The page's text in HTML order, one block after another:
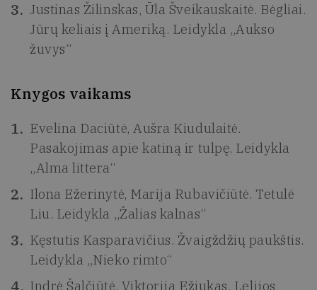
Justinas Žilinskas, Ūla Šveikauskaitė. Bėgliai.
Jūrų keliais į Ameriką. Leidykla „Aukso
žuvys“
Knygos vaikams
Evelina Daciūtė, Aušra Kiudulaitė.
Pasakojimas apie katiną ir tulpę. Leidykla
„Alma littera“
Ilona Ežerinytė, Marija Rubavičiūtė. Tetulė
Liu. Leidykla „Žalias kalnas“
Kęstutis Kasparavičius. Žvaigždžių paukštis.
Leidykla „Nieko rimto“
Indrė Šalčiūtė, Viktorija Ežiukas. Lelijos